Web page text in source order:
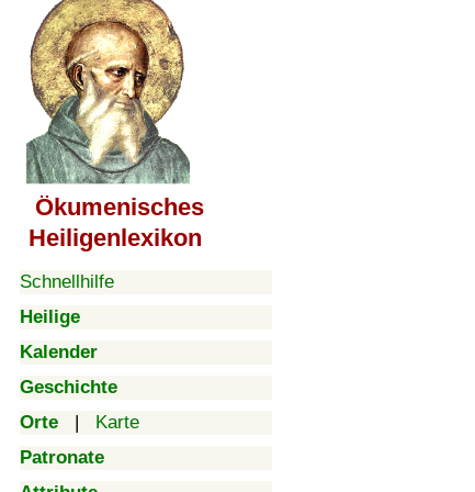
Ökumenisches
Heiligenlexikon
Schnellhilfe
Heilige
Kalender
Geschichte
Orte | Karte
Patronate